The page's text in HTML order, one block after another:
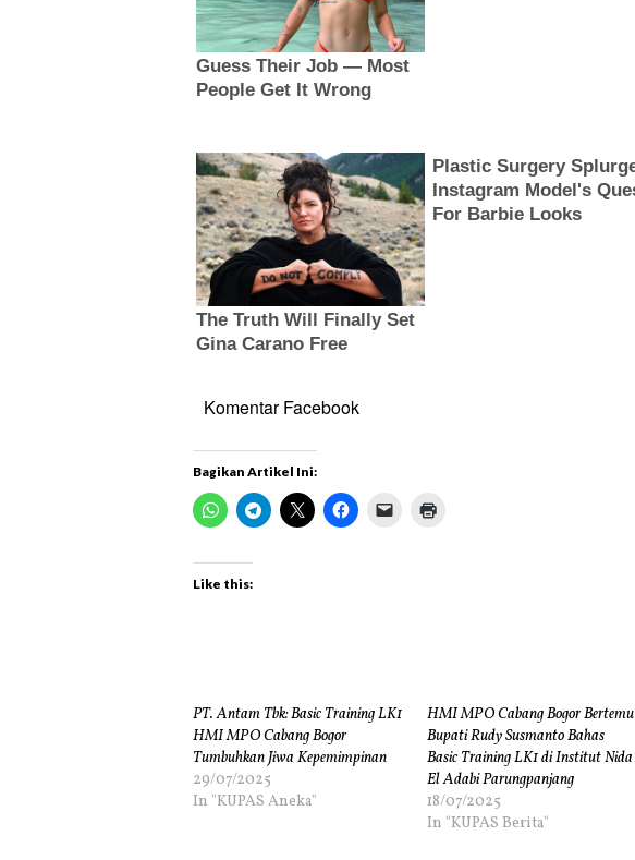
Komentar Facebook
Bagikan Artikel Ini:
Like this:
PT. Antam Tbk: Basic Training LK1
HMI MPO Cabang Bogor
Tumbuhkan Jiwa Kepemimpinan
29/07/2025
In "KUPAS Aneka"
HMI MPO Cabang Bogor Bertemu
Bupati Rudy Susmanto Bahas
Basic Training LK1 di Institut Nida
El Adabi Parungpanjang
18/07/2025
In "KUPAS Berita"